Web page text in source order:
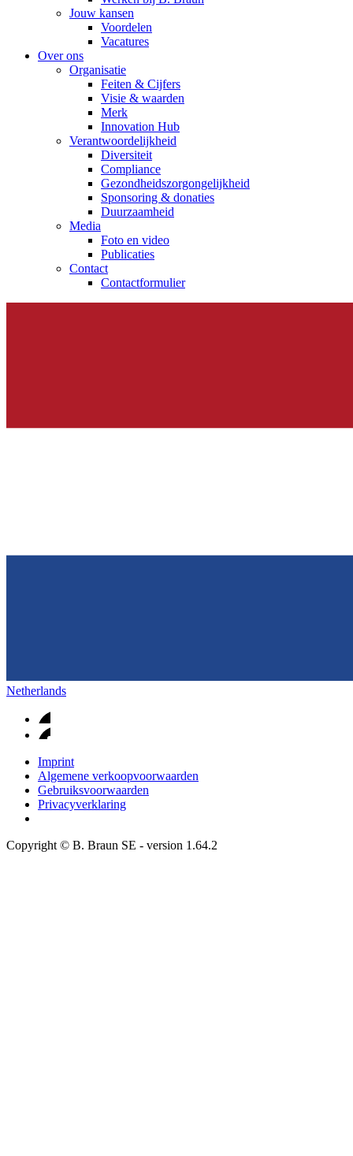
Jouw kansen
Voordelen
Vacatures
Over ons
Organisatie
Feiten & Cijfers
Visie & waarden
Merk
Innovation Hub
Verantwoordelijkheid
Diversiteit
Compliance
Gezondheidszorgongelijkheid​
Sponsoring & donaties
Duurzaamheid
Media
Foto en video
Publicaties
Contact
Contactformulier
Netherlands
Imprint
Algemene verkoopvoorwaarden
Gebruiksvoorwaarden
Privacyverklaring
Copyright © B. Braun SE - version 1.64.2